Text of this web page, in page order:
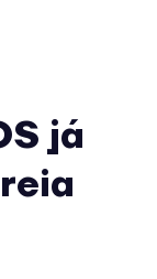
já